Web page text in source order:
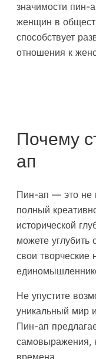
значимости пин-
женщин в
способствует
отношения к
Почему
ап
Пин-ап — это не
полный
исторической
можете углубить
свои творческие
Не упустите
уникальный мир
Пин-ап
самовыражения,